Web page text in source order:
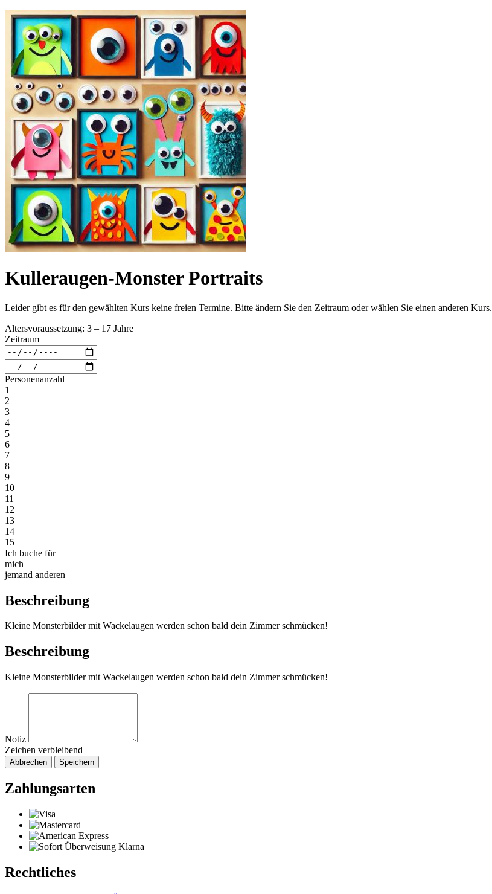
Kulleraugen-Monster Portraits
Leider gibt es für den gewählten Kurs keine freien Termine. Bitte ändern Sie den Zeitraum oder wählen Sie einen anderen Kurs.
Altersvoraussetzung: 3 – 17 Jahre
Zeitraum
Personenanzahl
1
2
3
4
5
6
7
8
9
10
11
12
13
14
15
Ich buche für
mich
jemand anderen
Beschreibung
Kleine Monsterbilder mit Wackelaugen werden schon bald dein Zimmer schmücken!
Beschreibung
Kleine Monsterbilder mit Wackelaugen werden schon bald dein Zimmer schmücken!
Notiz
Zeichen verbleibend
Abbrechen Speichern
Zahlungsarten
Rechtliches